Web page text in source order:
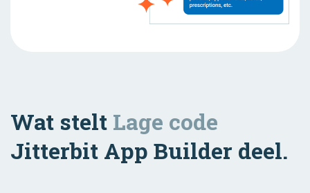
Wat stelt Lage code
Jitterbit App Builder deel.